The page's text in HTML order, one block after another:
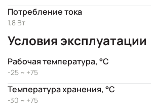
Потребление тока
1.8 Вт
Условия эксплуатации
Рабочая температура, °C
-25 ~ +75
Температура хранения, °C
-30 ~ +75